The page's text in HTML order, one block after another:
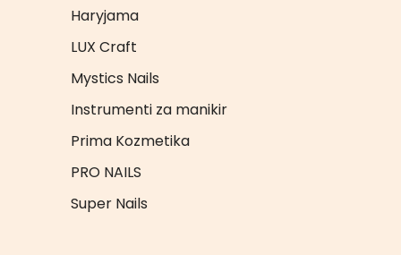
Haryjama
LUX Craft
Mystics Nails
Instrumenti za manikir
Prima Kozmetika
PRO NAILS
Super Nails